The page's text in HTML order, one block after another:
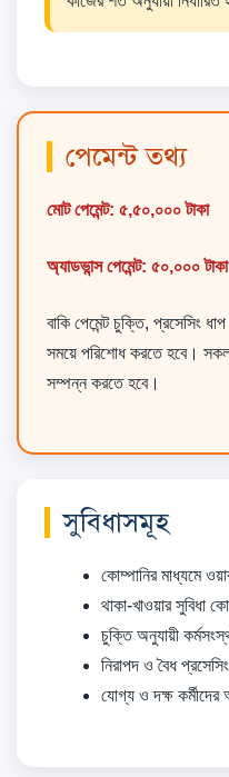
পেমেন্ট তথ্য
মোট পেমেন্ট: ৫,৫০,০০০ টাকা
অ্যাডভান্স পেমেন্ট: ৫০,০০০ টাকা
বাকি পেমেন্ট চুক্তি, প্রসেসিং
সময়ে পরিশোধ করতে হবে। সকল
সম্পন্ন করতে হবে।
সুবিধাসমূহ
কোম্পানির মাধ্যমে
থাকা-খাওয়ার সুবিধা
চুক্তি অনুযায়ী
নিরাপদ ও বৈধ
যোগ্য ও দক্ষ কর্মীদের